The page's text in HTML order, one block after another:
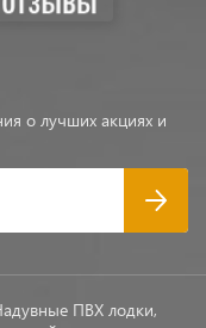
о лучших акциях и
ПВХ лодки,